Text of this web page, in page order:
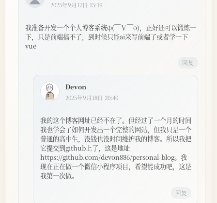
2025年9月17日 15:19
我准备开发一个个人博客系统φ(￣∇￣o)，正好还可以锻炼一
下，只是前端搞不了，到时候只能ai来写前端了或者学一下
vue
回复
Devon
2025年9月18日 20:40
我的这个博客网址已经不在了。但经过了一个月的时间
我也学会了如何开发出一个完整的网站，但我只是一个
普通的高中生，没钱也没时间维护我的博客。所以我把
它提交到github上了，这是地址
https://github.com/devon886/personal-blog。我
现在正在做一个微信小程序项目，希望能成功吧，这是
我第一次做。
回复